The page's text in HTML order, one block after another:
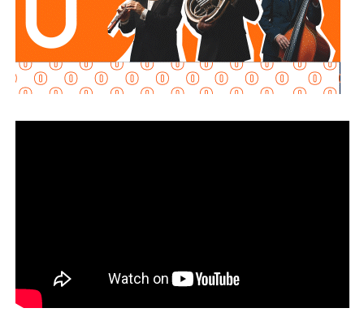
el tanque es devuelto a su propietario
para que pueda acudir con la empresa distribuidora y
solicitar su reemplazo por un cilindro en óptimas
condiciones
revisar de manera periódica el estado de los cilindros,
mangueras, reguladores e instalaciones de gas en sus